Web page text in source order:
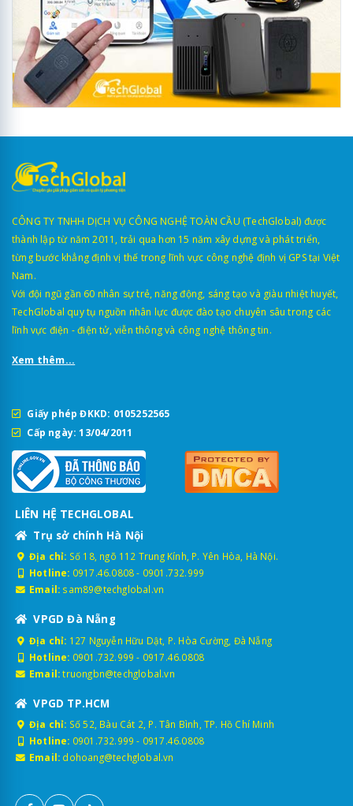
CÔNG TY TNHH DỊCH VỤ CÔNG NGHỆ TOÀN CẦU (TechGlobal) được
thành lập từ năm 2011, trải qua hơn 15 năm xây dựng và phát triển,
từng bước khẳng định vị thế trong lĩnh vực công nghệ định vị GPS tại Việt
Nam.
Với đội ngũ gần 60 nhân sự trẻ, năng động, sáng tạo và giàu nhiệt huyết,
TechGlobal quy tụ nguồn nhân lực được đào tạo chuyên sâu trong các
lĩnh vực điện - điện tử, viễn thông và công nghệ thông tin.
Xem thêm...
Giấy phép ĐKKD: 0105252565
Cấp ngày: 13/04/2011
LIÊN HỆ TECHGLOBAL
Trụ sở chính Hà Nội
Địa chỉ: Số 18, ngõ 112 Trung Kính, P. Yên Hòa, Hà Nội.
Hotline: 0917.46.0808- 0901.732.999
Email: sam89@techglobal.vn
VPGD Đà Nẵng
Địa chỉ: 127 Nguyễn Hữu Dật, P. Hòa Cường, Đà Nẵng
Hotline: 0901.732.999 - 0917.46.0808
Email: truongbn@techglobal.vn
VPGD TP.HCM
Địa chỉ: Số 52, Bàu Cát 2, P. Tân Bình, TP. Hồ Chí Minh
Hotline: 0901.732.999 - 0917.46.0808
Email: dohoang@techglobal.vn